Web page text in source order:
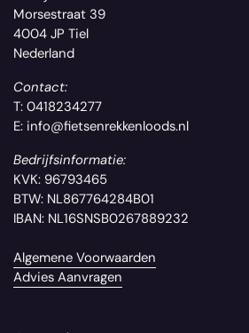
Morsestraat 39
4004 JP Tiel
Nederland
Contact:
T: 0418234277
E: info@fietsenrekkenloods.nl
Bedrijfsinformatie:
KVK: 96793465
BTW: NL867764284B01
IBAN: NL16SNSB0267889232
Algemene Voorwaarden
Advies Aanvragen